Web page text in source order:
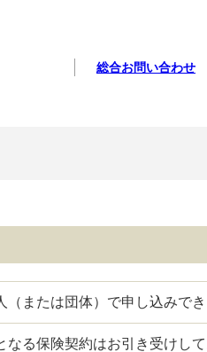
総合お問い合わせ
（または団体）で申し込みで
る保険契約はお引き受けして